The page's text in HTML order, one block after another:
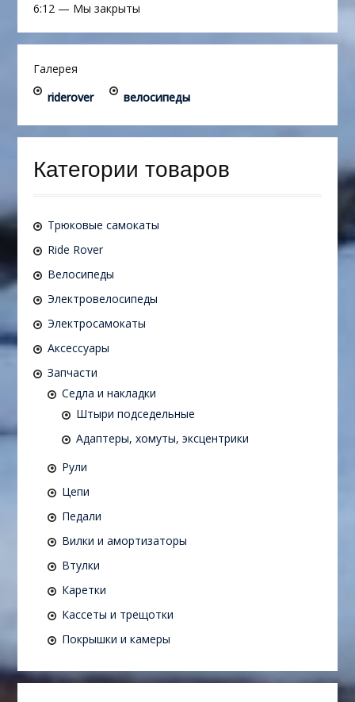
6:12— Мы закрыты
Галерея
riderover
велосипеды
Категории товаров
Трюковые самокаты
Ride Rover
Велосипеды
Электровелосипеды
Электросамокаты
Аксессуары
Запчасти
Седла и накладки
Штыри подседельные
Адаптеры, хомуты, эксцентрики
Рули
Цепи
Педали
Вилки и амортизаторы
Втулки
Каретки
Кассеты и трещотки
Покрышки и камеры